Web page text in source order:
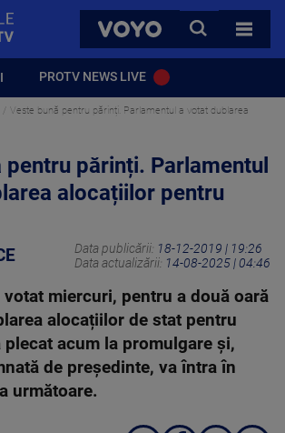
VOYO
CAUTA
TOATE
PROTV NEWS LIVE
Veste bună pentru părinți. Parlamentul a votat dublarea
pentru părinți. Parlamentul
alocațiilor pentru
Data publicării: 18-12-2019 | 19:26
Data actualizării: 14-08-2025 | 04:46
votat miercuri, pentru a două oară
alocațiilor de stat pentru
plecat acum la promulgare și,
de președinte, va întra în
următoare.